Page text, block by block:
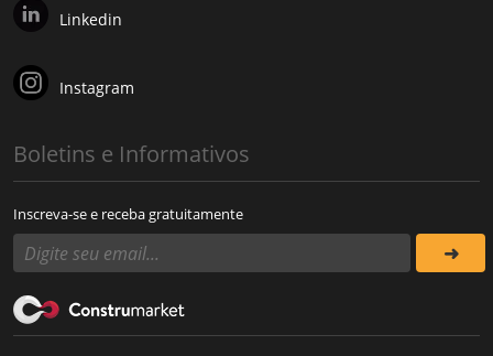
Linkedin
Instagram
Boletins e Informativos
Inscreva-se e receba gratuitamente